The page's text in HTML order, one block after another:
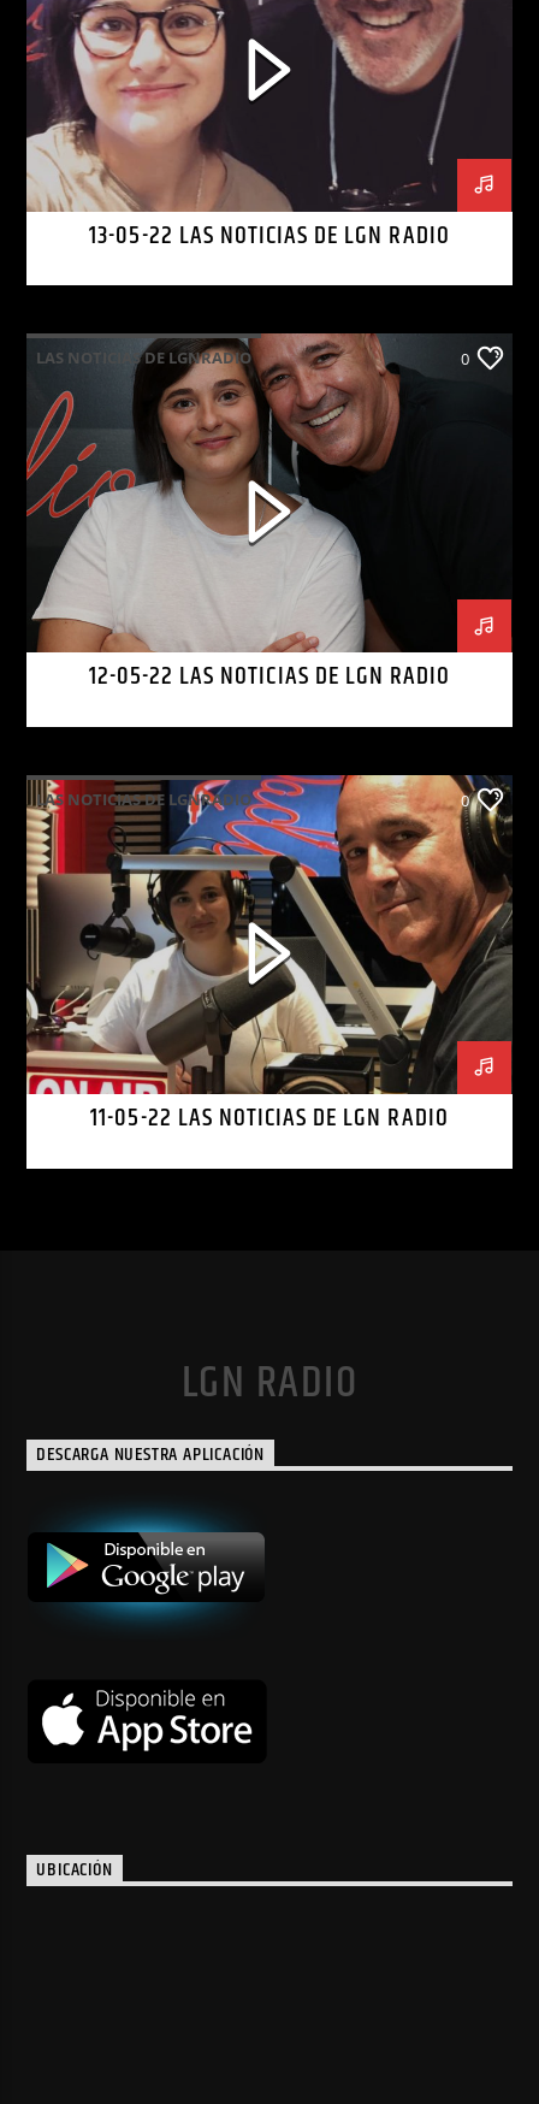
13-05-22 LAS NOTICIAS DE LGN RADIO
LAS NOTICIAS DE LGNRADIO 0
12-05-22 LAS NOTICIAS DE LGN RADIO
LAS NOTICIAS DE LGNRADIO 0
11-05-22 LAS NOTICIAS DE LGN RADIO
LGN RADIO
DESCARGA NUESTRA APLICACIÓN
UBICACIÓN